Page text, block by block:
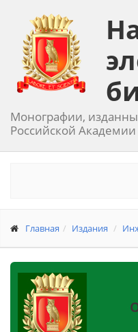
Монографии,
Российской Академии
Главная Издания